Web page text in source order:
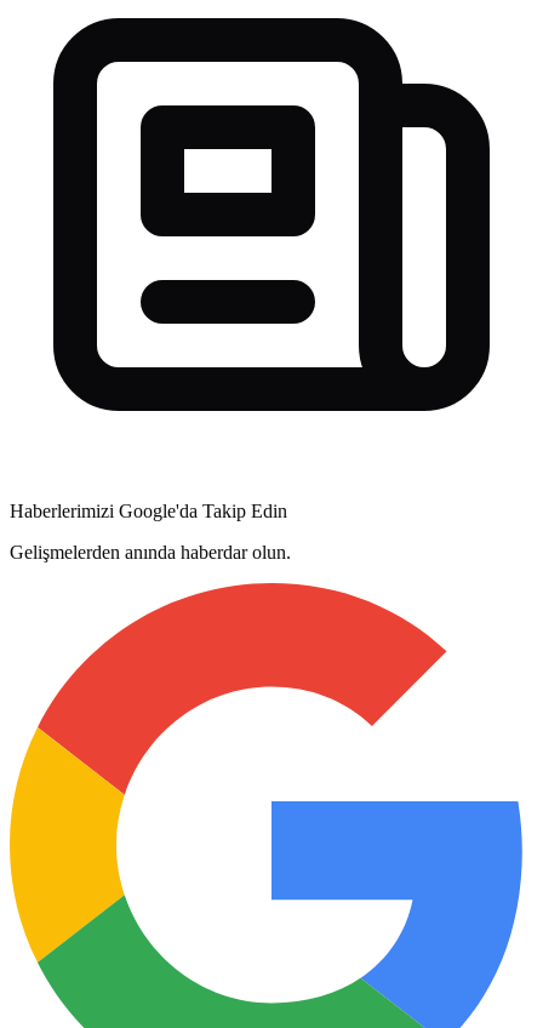
Haberlerimizi Google'da Takip Edin
Gelişmelerden anında haberdar olun.